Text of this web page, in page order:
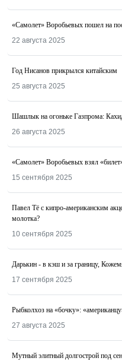
«Самолет» Воробьевых пошел на
22 августа 2025
Год Нисанов прикрылся китайским
25 августа 2025
Шашлык на огоньке Газпрома:
26 августа 2025
«Самолет» Воробьевых взял
15 сентября 2025
Павел Тё с кипро-американским
молотка?
10 сентября 2025
Дарькин - в кэш и за границу,
17 сентября 2025
Рыбколхоз на «бочку»:
27 августа 2025
Мутный элитный долгострой под